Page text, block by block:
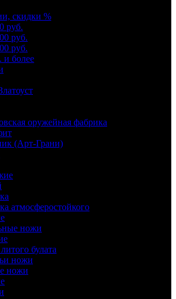
скидки %
руб.
руб.
руб.
и более
оружейная фабрика
(Арт-Грани)
атмосферостойкого
ножи
булата
ножи
ножи